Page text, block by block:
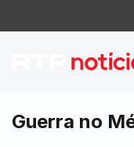
Guerra no